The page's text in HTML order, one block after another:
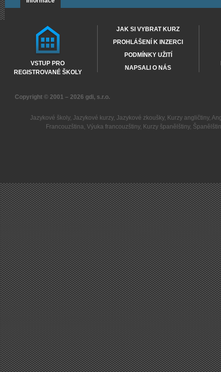
VSTUP PRO
REGISTROVANÉ ŠKOLY
JAK SI VYBRAT KURZ
PROHLÁŠENÍ K INZERCI
PODMÍNKY UŽITÍ
NAPSALI O NÁS
Copyright © 2001 – 2026 gdi, s.r.o.
Jazykové školy, Jazykové kurzy, Jazykové zkoušky, Kurzy angličtiny,
Francouzština,Výuka francouzštiny, Kurzy španělštiny,